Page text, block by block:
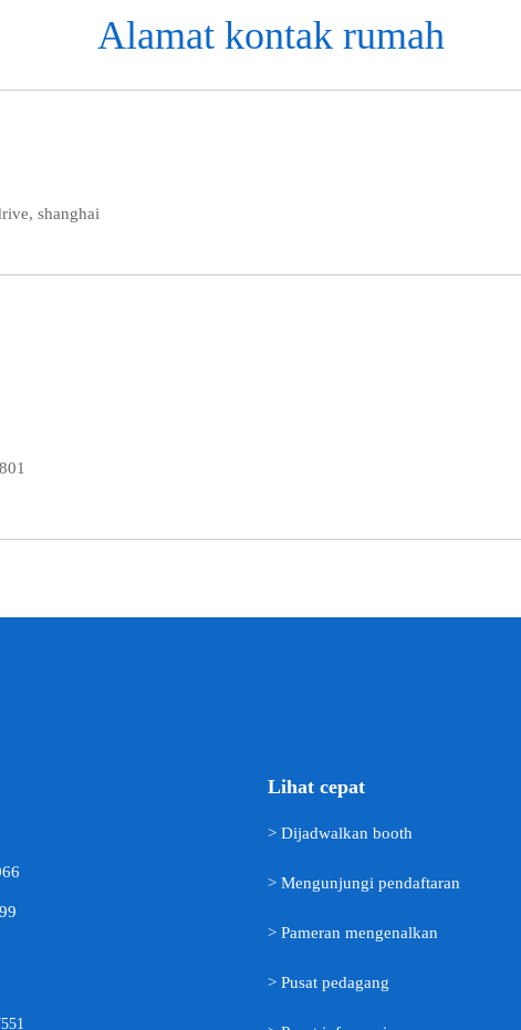
Alamat kontak rumah
shanghai
Lihat cepat
> Dijadwalkan booth
> Mengunjungi pendaftaran
> Pameran mengenalkan
> Pusat pedagang